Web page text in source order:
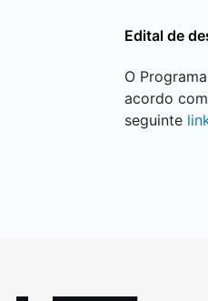
Edital de
O
acordo
seguinte